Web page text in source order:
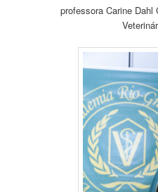
professora Carine Dahl